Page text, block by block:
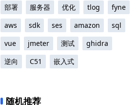
部署
服务器 优化 tlog
fyne
aws
sdk ses amazon
sql
vue
jmeter 测试
ghidra
逆向
C51 嵌入式
随机推荐